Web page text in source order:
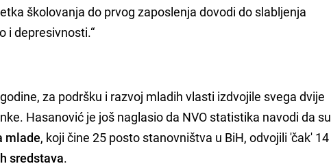
školovanja do prvog zaposlenja dovodi do slabljenja
i depresivnosti.“
za podršku i razvoj mladih vlasti izdvojile svega dvije
Hasanović je još naglasio da NVO statistika navodi da su
mlade, koji čine 25 posto stanovništva u BiH, odvojili 'čak' 14
sredstava.